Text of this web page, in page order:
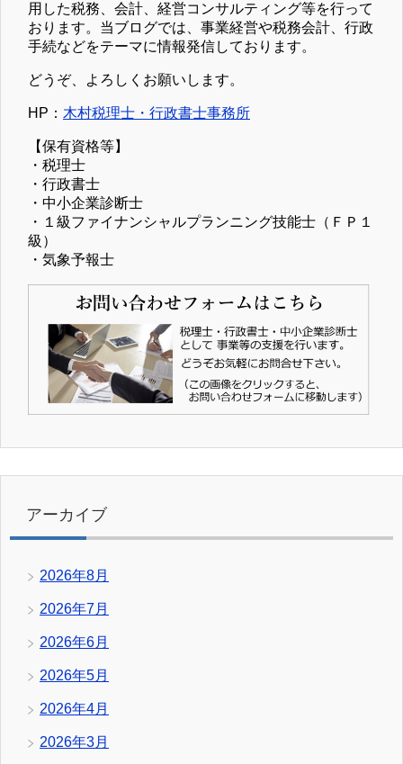
用した税務、会計、経営コンサルティング等を行って
おります。当ブログでは、事業経営や税務会計、行政
手続などをテーマに情報発信しております。
どうぞ、よろしくお願いします。
HP： 木村税理士・行政書士事務所
【保有資格等】
・税理士
・行政書士
・中小企業診断士
・１級ファイナンシャルプランニング技能士（ＦＰ１
級）
・気象予報士
アーカイブ
2026年8月
2026年7月
2026年6月
2026年5月
2026年4月
2026年3月